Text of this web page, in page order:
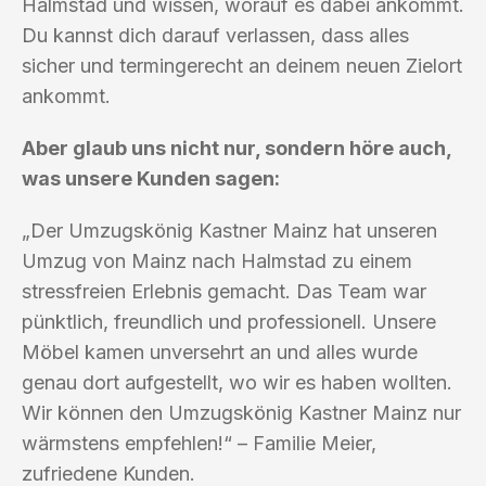
Halmstad und wissen, worauf es dabei ankommt.
Du kannst dich darauf verlassen, dass alles
sicher und termingerecht an deinem neuen Zielort
ankommt.
Aber glaub uns nicht nur, sondern höre auch,
was unsere Kunden sagen:
„Der Umzugskönig Kastner Mainz hat unseren
Umzug von Mainz nach Halmstad zu einem
stressfreien Erlebnis gemacht. Das Team war
pünktlich, freundlich und professionell. Unsere
Möbel kamen unversehrt an und alles wurde
genau dort aufgestellt, wo wir es haben wollten.
Wir können den Umzugskönig Kastner Mainz nur
wärmstens empfehlen!“ – Familie Meier,
zufriedene Kunden.